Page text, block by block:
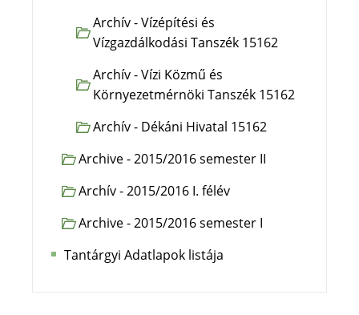
Archív - Vízépítési és
Vízgazdálkodási Tanszék 15162
Archív - Vízi Közmű és
Környezetmérnöki Tanszék 15162
Archív - Dékáni Hivatal 15162
Archive - 2015/2016 semester II
Archív - 2015/2016 I. félév
Archive - 2015/2016 semester I
Tantárgyi Adatlapok listája